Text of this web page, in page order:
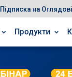
Підписка на
Продукти